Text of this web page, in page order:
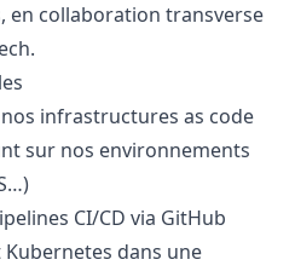
en collaboration transverse
infrastructures as code
sur nos environnements
CI/CD via GitHub
Kubernetes dans une